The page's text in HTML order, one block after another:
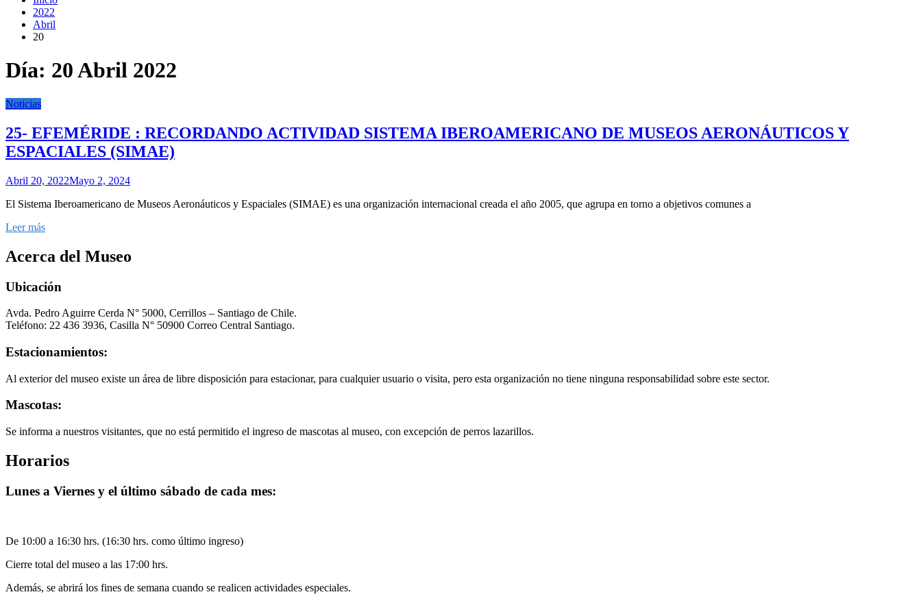
2022
Abril
20
Día: 20 Abril 2022
Noticias
25- EFEMÉRIDE : RECORDANDO ACTIVIDAD SISTEMA IBEROAMERICANO DE MUSEOS AERONÁUTICOS Y
ESPACIALES (SIMAE)
Abril 20, 2022Mayo 2, 2024
El Sistema Iberoamericano de Museos Aeronáuticos y Espaciales (SIMAE) es una organización internacional creada el año 2005, que agrupa en torno a objetivos comunes a
Leer más
Acerca del Museo
Ubicación
Avda. Pedro Aguirre Cerda N° 5000, Cerrillos – Santiago de Chile.
Teléfono: 22 436 3936, Casilla N° 50900 Correo Central Santiago.
Estacionamientos:
Al exterior del museo existe un área de libre disposición para estacionar, para cualquier usuario o visita, pero esta organización no tiene ninguna responsabilidad sobre este sector.
Mascotas:
Se informa a nuestros visitantes, que no está permitido el ingreso de mascotas al museo, con excepción de perros lazarillos.
Horarios
Lunes a Viernes y el último sábado de cada mes:
De 10:00 a 16:30 hrs. (16:30 hrs. como último ingreso)
Cierre total del museo a las 17:00 hrs.
Además, se abrirá los fines de semana cuando se realicen actividades especiales.